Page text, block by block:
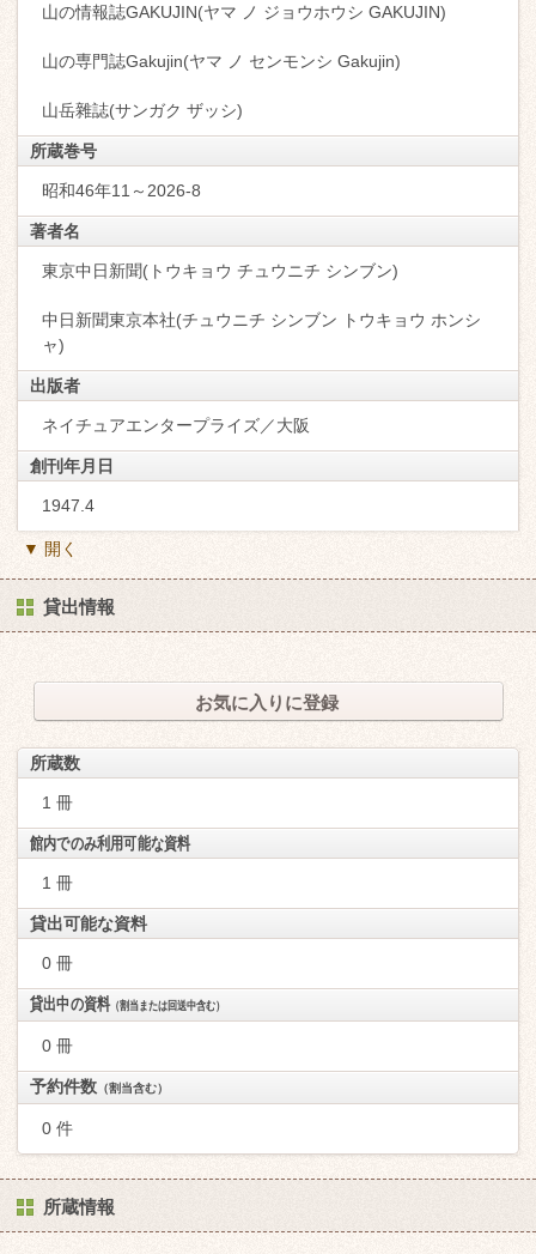
山の情報誌GAKUJIN(ヤマ ノ ジョウホウシ GAKUJIN)
山の専門誌Gakujin(ヤマ ノ センモンシ Gakujin)
山岳雜誌(サンガク ザッシ)
所蔵巻号
昭和46年11～2026-8
著者名
東京中日新聞(トウキョウ チュウニチ シンブン)
中日新聞東京本社(チュウニチ シンブン トウキョウ ホンシ
ャ)
出版者
ネイチュアエンタープライズ／大阪
創刊年月日
1947.4
▼ 開く
貸出情報
お気に入りに登録
所蔵数
1 冊
館内でのみ利用可能な資料
1 冊
貸出可能な資料
0 冊
貸出中の資料（割当または回送中含む）
0 冊
予約件数 （割当含む）
0 件
所蔵情報